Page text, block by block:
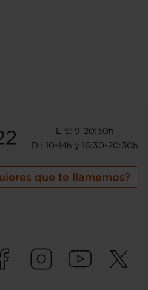
L-S: 9-20:30h
D : 10-14h y 16:30-20:30h
que te llamemos?